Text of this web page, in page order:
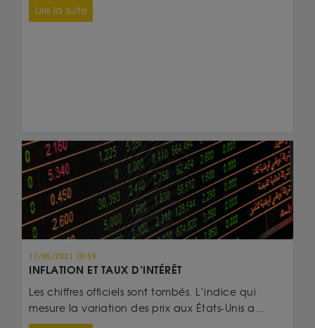
Lire la suite
17/05/2021 10:59
INFLATION ET TAUX D’INTÉRÊT
Les chiffres officiels sont tombés. L’indice qui
mesure la variation des prix aux États-Unis a...